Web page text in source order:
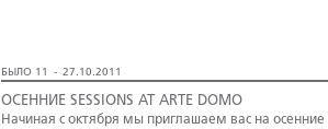
БЫЛО 11 - 27.10.2011
ОСЕННИЕ SESSIONS AT ARTE DOMO
Начиная с октября мы приглашаем вас на